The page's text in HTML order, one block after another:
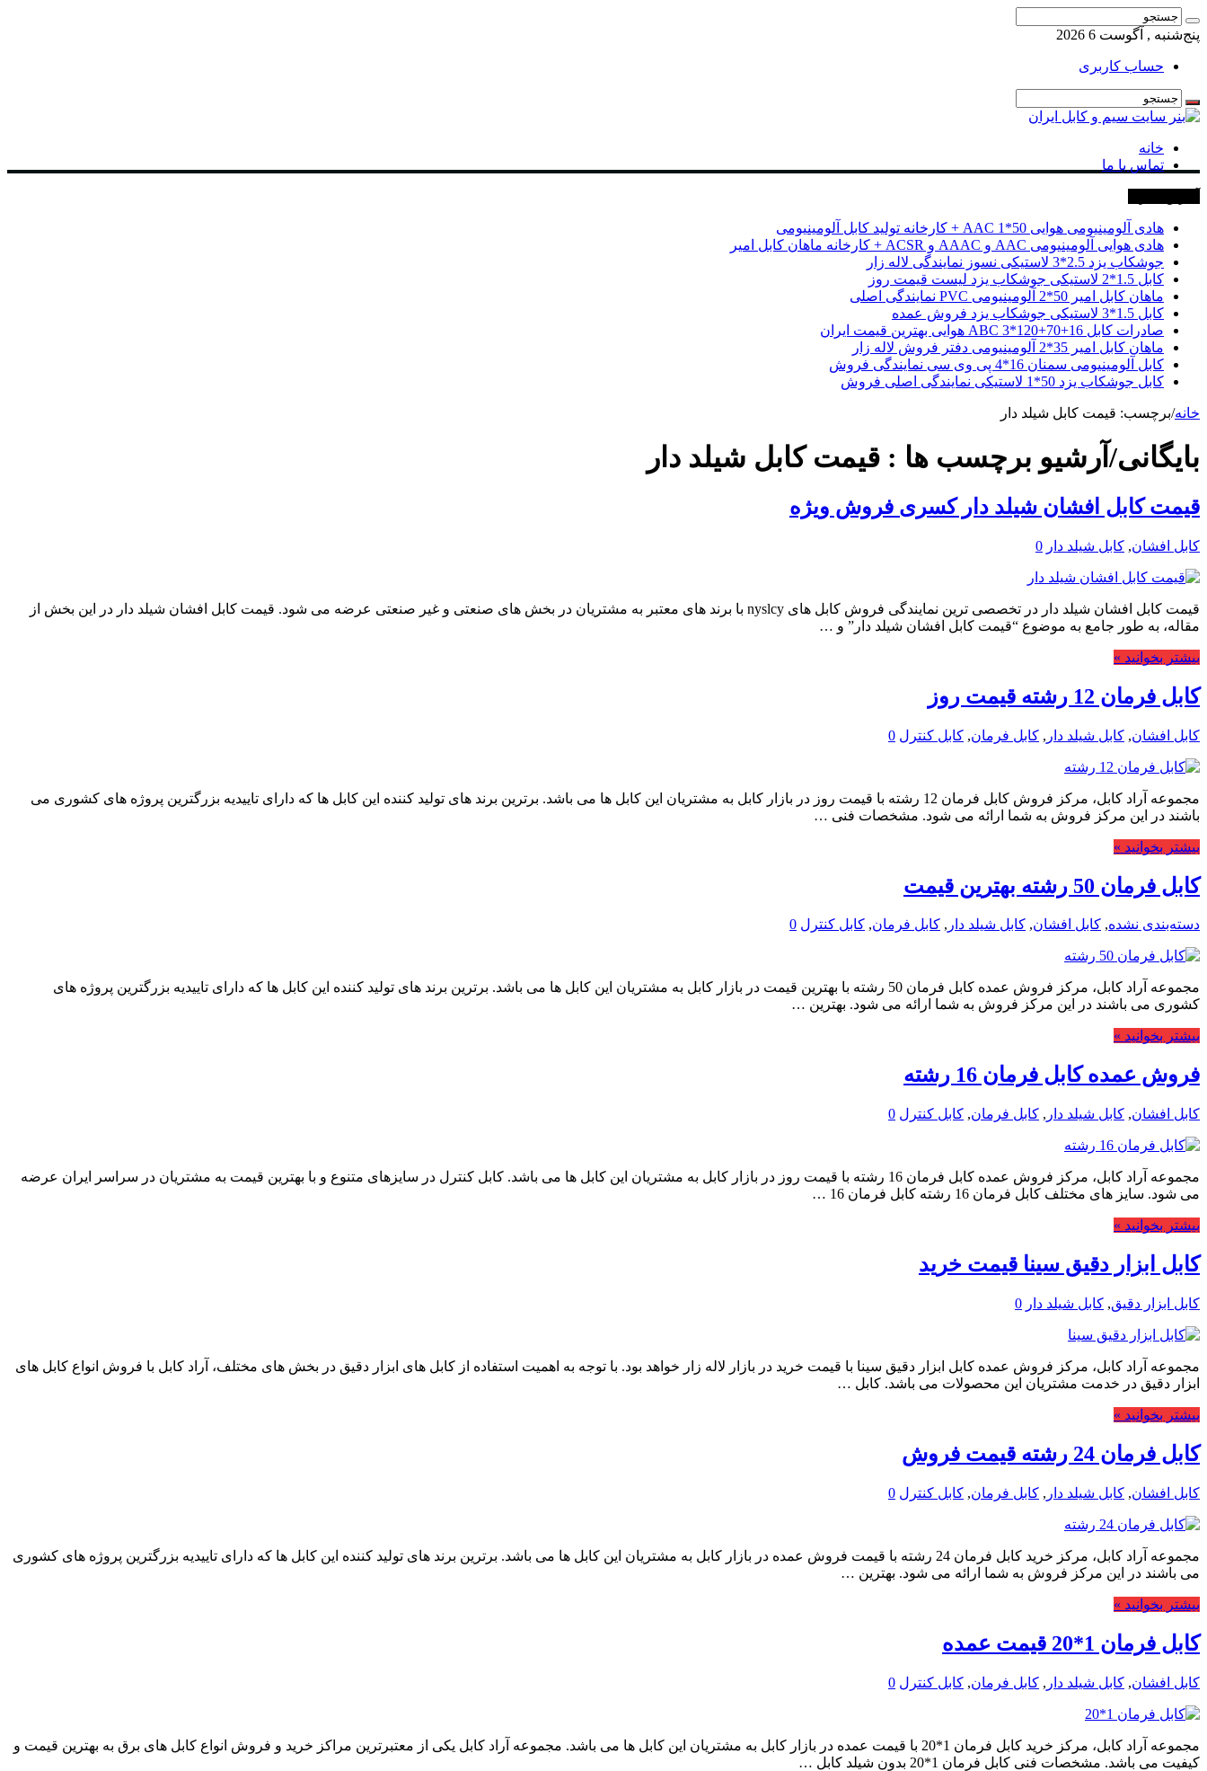
پنج‌شنبه , آگوست 6 2026
حساب کاربری
خانه
تماس با ما
هادی آلومینیومی هوایی 50*1 AAC + کارخانه تولید کابل آلومینیومی
هادی هوایی آلومینیومی AAC و AAAC و ACSR + کارخانه ماهان کابل امیر
جوشکاب یزد 2.5*3 لاستیکی نسوز نمایندگی لاله زار
کابل 1.5*2 لاستیکی جوشکاب یزد لیست قیمت روز
ماهان کابل امیر 50*2 آلومینیومی PVC نمایندگی اصلی
کابل 1.5*3 لاستیکی جوشکاب یزد فروش عمده
صادرات کابل 16+70+120*3 ABC هوایی بهترین قیمت ایران
ماهان کابل امیر 35*2 آلومینیومی دفتر فروش لاله زار
کابل آلومینیومی سمنان 16*4 پی وی سی نمایندگی فروش
کابل جوشکاب یزد 50*1 لاستیکی نمایندگی اصلی فروش
خانه/برچسب: قیمت کابل شیلد دار
بایگانی/آرشیو برچسب ها : قیمت کابل شیلد دار
قیمت کابل افشان شیلد دار کسری فروش ویژه
کابل افشان, کابل شیلد دار 0
قیمت کابل افشان شیلد دار در تخصصی ترین نمایندگی فروش کابل های nyslcy با برند های معتبر به مشتریان در بخش های صنعتی و غیر صنعتی عرضه می شود. قیمت کابل افشان شیلد دار در این بخش از
مقاله، به طور جامع به موضوع “قیمت کابل افشان شیلد دار” و …
بیشتر بخوانید »
کابل فرمان 12 رشته قیمت روز
کابل افشان, کابل شیلد دار , کابل فرمان, کابل کنترل 0
مجموعه آراد کابل، مرکز فروش کابل فرمان 12 رشته با قیمت روز در بازار کابل به مشتریان این کابل ها می باشد. برترین برند های تولید کننده این کابل ها که دارای تاییدیه بزرگترین پروژه های کشوری می
باشند در این مرکز فروش به شما ارائه می شود. مشخصات فنی …
بیشتر بخوانید »
کابل فرمان 50 رشته بهترین قیمت
دسته‌بندی نشده, کابل افشان, کابل شیلد دار , کابل فرمان, کابل کنترل 0
مجموعه آراد کابل، مرکز فروش عمده کابل فرمان 50 رشته با بهترین قیمت در بازار کابل به مشتریان این کابل ها می باشد. برترین برند های تولید کننده این کابل ها که دارای تاییدیه بزرگترین پروژه های
کشوری می باشند در این مرکز فروش به شما ارائه می شود. بهترین …
بیشتر بخوانید »
فروش عمده کابل فرمان 16 رشته
کابل افشان, کابل شیلد دار , کابل فرمان, کابل کنترل 0
مجموعه آراد کابل، مرکز فروش عمده کابل فرمان 16 رشته با قیمت روز در بازار کابل به مشتریان این کابل ها می باشد. کابل کنترل در سایزهای متنوع و با بهترین قیمت به مشتریان در سراسر ایران عرضه
می شود. سایز های مختلف کابل فرمان 16 رشته کابل فرمان 16 …
بیشتر بخوانید »
کابل ابزار دقیق سینا قیمت خرید
کابل ابزار دقیق, کابل شیلد دار 0
مجموعه آراد کابل، مرکز فروش عمده کابل ابزار دقیق سینا با قیمت خرید در بازار لاله زار خواهد بود. با توجه به اهمیت استفاده از کابل های ابزار دقیق در بخش های مختلف، آراد کابل با فروش انواع کابل های
ابزار دقیق در خدمت مشتریان این محصولات می باشد. کابل …
بیشتر بخوانید »
کابل فرمان 24 رشته قیمت فروش
کابل افشان, کابل شیلد دار , کابل فرمان, کابل کنترل 0
مجموعه آراد کابل، مرکز خرید کابل فرمان 24 رشته با قیمت فروش عمده در بازار کابل به مشتریان این کابل ها می باشد. برترین برند های تولید کننده این کابل ها که دارای تاییدیه بزرگترین پروژه های کشوری
می باشند در این مرکز فروش به شما ارائه می شود. بهترین …
بیشتر بخوانید »
کابل فرمان 1*20 قیمت عمده
کابل افشان, کابل شیلد دار , کابل فرمان, کابل کنترل 0
مجموعه آراد کابل، مرکز خرید کابل فرمان 1*20 با قیمت عمده در بازار کابل به مشتریان این کابل ها می باشد. مجموعه آراد کابل یکی از معتبرترین مراکز خرید و فروش انواع کابل های برق به بهترین قیمت و
کیفیت می باشد. مشخصات فنی کابل فرمان 1*20 بدون شیلد کابل …